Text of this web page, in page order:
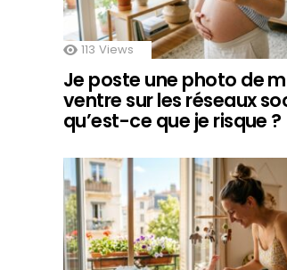
113 Views
Je poste une photo de
ventre sur les réseaux
qu’est-ce que je risque ?